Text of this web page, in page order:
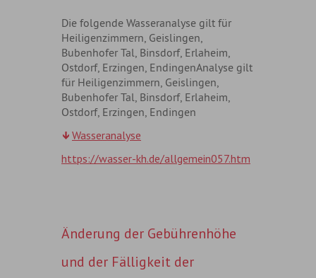
Die folgende Wasseranalyse gilt für
Heiligenzimmern, Geislingen,
Bubenhofer Tal, Binsdorf, Erlaheim,
Ostdorf, Erzingen, EndingenAnalyse gilt
für Heiligenzimmern, Geislingen,
Bubenhofer Tal, Binsdorf, Erlaheim,
Ostdorf, Erzingen, Endingen
Wasseranalyse
https://wasser-kh.de/allgemein057.htm
Änderung der Gebührenhöhe
und der Fälligkeit der